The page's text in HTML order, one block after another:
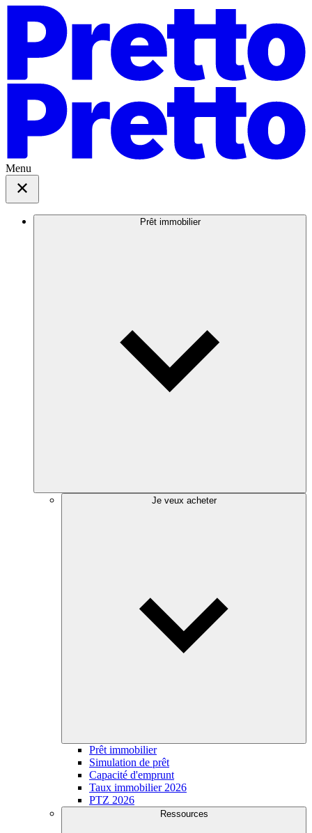
Menu
Prêt immobilier
Je veux acheter
Prêt immobilier
Simulation de prêt
Capacité d'emprunt
Taux immobilier 2026
PTZ 2026
Ressources